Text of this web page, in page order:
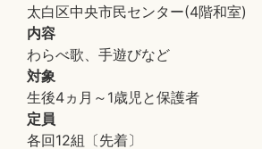
太白区中央市民センター(4階和室)
内容
わらべ歌、手遊びなど
対象
生後4ヵ月～1歳児と保護者
定員
各回12組〔先着〕